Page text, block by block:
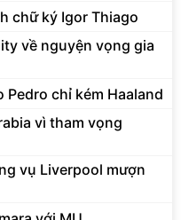
chữ ký Igor Thiago
về nguyện vọng gia
chỉ kém Haaland
vì tham vọng
vụ Liverpool mượn